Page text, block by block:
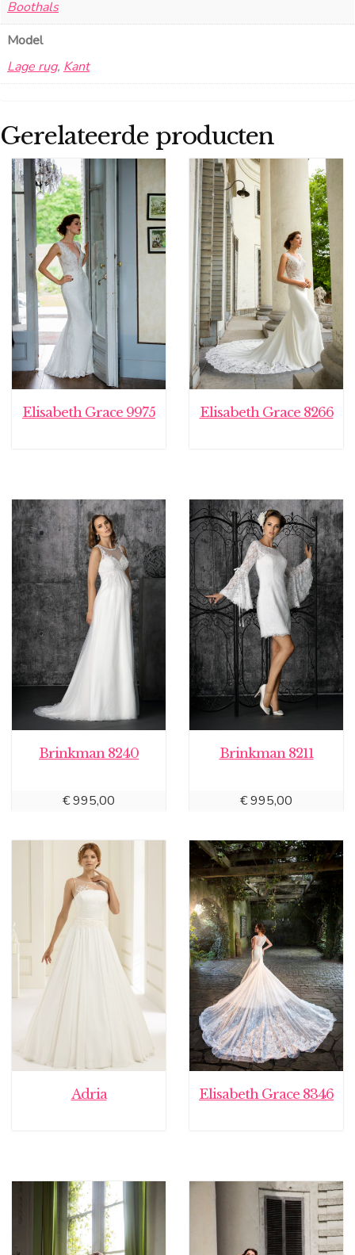
Boothals
Model
Lage rug, Kant
Gerelateerde producten
Elisabeth Grace 9975 Elisabeth Grace 8266
Brinkman 8240
€995,00
Brinkman 8211
€995,00
Adria Elisabeth Grace 8346